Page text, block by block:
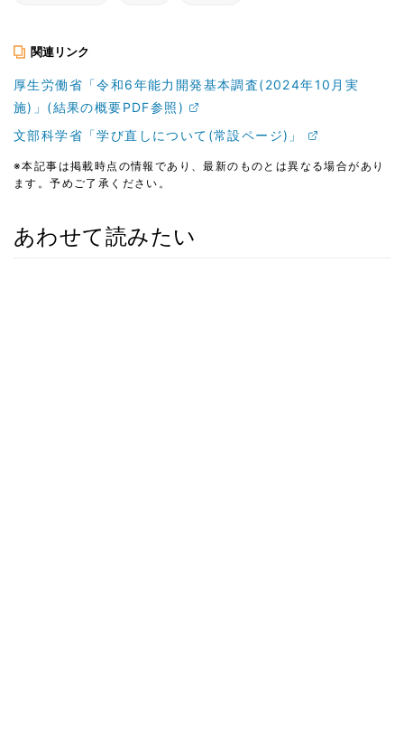
関連リンク
厚生労働省「令和6年能力開発基本調査(2024年10月実
施)」(結果の概要PDF参照)
文部科学省「学び直しについて(常設ページ)」
※本記事は掲載時点の情報であり、最新のものとは異なる場合があり
ます。予めご了承ください。
あわせて読みたい